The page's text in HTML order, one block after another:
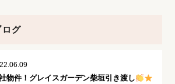
グ
物件！グレイスガーデン柴垣引き渡し